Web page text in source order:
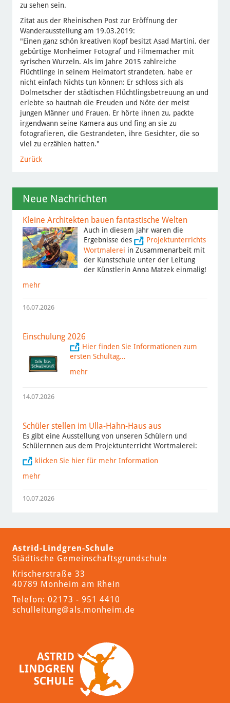
zu sehen sein.
Zitat aus der Rheinischen Post zur Eröffnung der
Wanderausstellung am 19.03.2019:
"Einen ganz schön kreativen Kopf besitzt Asad Martini, der
gebürtige Monheimer Fotograf und Filmemacher mit
syrischen Wurzeln. Als im Jahre 2015 zahlreiche
Flüchtlinge in seinem Heimatort strandeten, habe er
nicht einfach Nichts tun können: Er schloss sich als
Dolmetscher der städtischen Flüchtlingsbetreuung an und
erlebte so hautnah die Freuden und Nöte der meist
jungen Männer und Frauen. Er hörte ihnen zu, packte
irgendwann seine Kamera aus und fing an sie zu
fotografieren, die Gestrandeten, ihre Gesichter, die so
viel zu erzählen hatten."
Zurück
Neue Nachrichten
Kleine Architekten bauen fantastische Welten
Auch in diesem Jahr waren die
Ergebnisse des
Projektunterrichts
Wortmalerei in Zusammenarbeit mit
der Kunstschule unter der Leitung
der Künstlerin Anna Matzek einmalig!
mehr
16.07.2026
Einschulung 2026
Hier finden Sie Informationen zum
ersten Schultag…
mehr
14.07.2026
Schüler stellen im Ulla-Hahn-Haus aus
Es gibt eine Ausstellung von unseren Schülern und
Schülernnen aus dem Projektunterricht Wortmalerei:
klicken Sie hier für mehr Information
mehr
10.07.2026
Astrid-Lindgren-Schule
Städtische Gemeinschaftsgrundschule
Krischerstraße 33
40789 Monheim am Rhein
Telefon: 02173 - 951 4410
schulleitung@als.monheim.de